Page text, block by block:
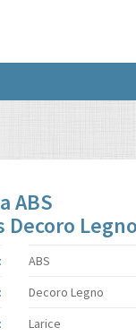
ABS
Decoro Legno
ABS
Decoro Legno
Larice